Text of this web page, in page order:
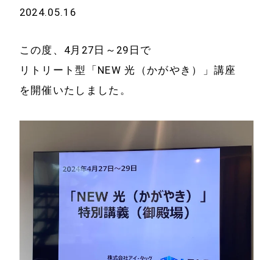
2024.05.16
この度、4月27日～29日で
リトリート型「NEW 光（かがやき）」講座
を開催いたしました。